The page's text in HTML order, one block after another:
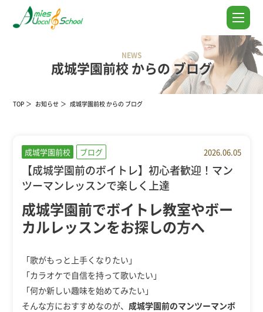
NEWS
成城学園前校 からの ブログ
TOP お知らせ 成城学園前校 からの ブログ
成城学園前校 ブログ 2026.06.05
【成城学園前のボイトレ】初心者歓迎！マン
ツーマンレッスンで楽しく上達
成城学園前でボイトレ教室やボー
カルレッスンをお探しの方へ
「歌がもっと上手くなりたい」
「カラオケで自信を持って歌いたい」
「何か新しい趣味を始めてみたい」
そんな方におすすめなのが、 成城学園前のマンツーマンボ